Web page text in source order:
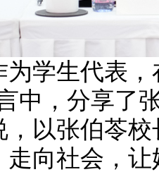
生代表，
中，分享了
，以张伯苓
走向社会，